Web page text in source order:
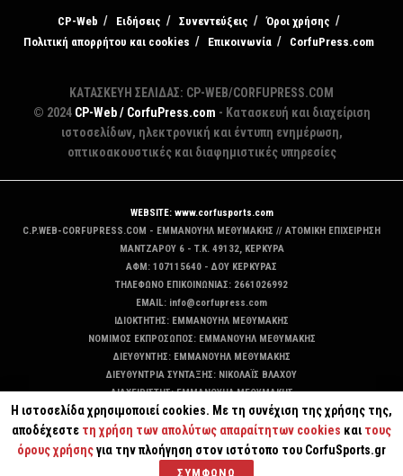
CP-Web Ειδήσεις Συνεντεύξεις
Όροι χρήσης
Πολιτική απορρήτου και cookies
Επικοινωνία CorfuPress.com
ΚΑΤΑΣΚΕΥΗ ΣΕΛΙΔΑΣ: CP-WEB/CORFUPRESS.COM
© 2024 CP-Web / CorfuPress.com - Κατασκευή και διαχείριση
ιστοσελίδων, ηλεκτρονική και έντυπη ενημέρωση,
οπτικοακουστικές και διαφημιστικές υπηρεσίες
WEBSITE: www.corfusports.com
C.P.WEB-CORFUPRESS.COM - ΕΜΜΑΝΟΥΗΛ ΜΕΘΥΜΑΚΗΣ // ΑΤΟΜΙΚΗ ΕΠΙΧΕΙΡΗΣΗ
MANTZAΡΟΥ 6 - T.K. 49132, ΚΕΡΚΥΡΑ
ΑΦΜ: 107115640 - ΔΟΥ ΚΕΡΚΥΡΑΣ
ΤΗΛΕΦΩΝΟ ΕΠΙΚΟΙΝΩΝΙΑΣ: 2661026992
EMAIL: info@corfupress.com
ΙΔΙΟΚΤΗΤΗΣ: EMMANOYΗΛ ΜΕΘΥΜΑΚΗΣ
ΝΟΜΙΜΟΣ ΕΚΠΡΟΣΩΠΟΣ: EMMANOYΗΛ ΜΕΘΥΜΑΚΗΣ
ΔΙΕΥΘΥΝΤΗΣ: EMMANOYΗΛ ΜΕΘΥΜΑΚΗΣ
ΔΙΕΥΘΥΝΤΡΙΑ ΣΥΝΤΑΞΗΣ: ΝΙΚΟΛΑΪΣ ΒΛΑΧΟΥ
ΔΙΑΧΕΙΡΙΣΤΗΣ: EMMANOYΗΛ ΜΕΘΥΜΑΚΗΣ
ΔΙΚΑΙΟΥΧΟΣ DOMAIN: ΕΜΜΑΝΟΥΗΛ ΜΕΘΥΜΑΚΗΣ
Η ιστοσελίδα χρησιμοποιεί cookies. Με τη συνέχιση της χρήσης της,
αποδέχεστε τη χρήση των απολύτως απαραίτητων cookies και τους
όρους χρήσηςγια την πλοήγηση στον ιστότοπο του CorfuSports.gr
ΣΥΜΦΩΝΩ